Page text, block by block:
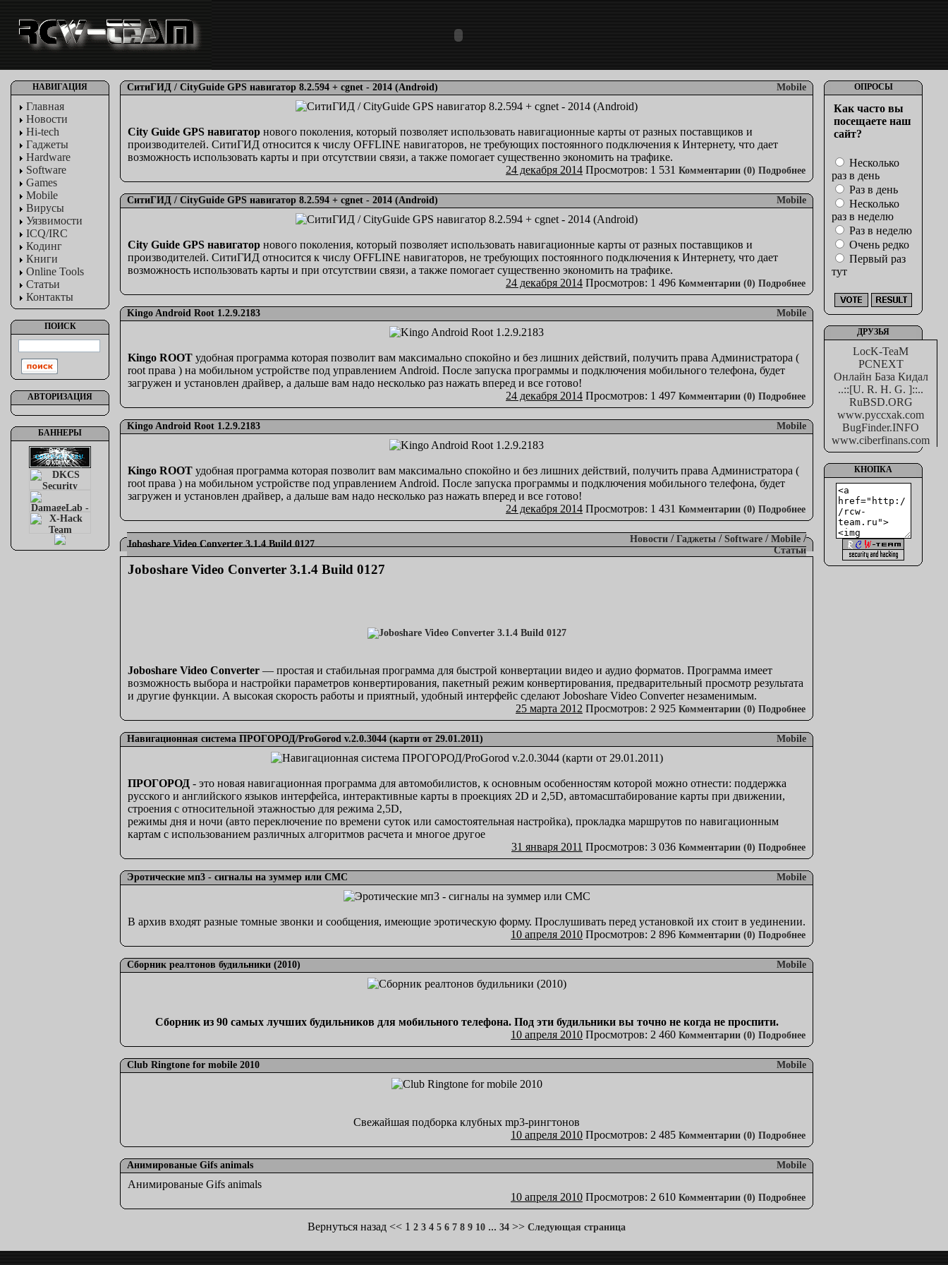
НАВИГАЦИЯ
Главная
Новости
Hi-tech
Гаджеты
Hardware
Software
Games
Mobile
Вирусы
Уязвимости
ICQ/IRC
Кодинг
Книги
Online Tools
Статьи
Контакты
ПОИСК
АВТОРИЗАЦИЯ
БАННЕРЫ
СитиГИД / CityGuide GPS навигатор 8.2.594 + cgnet - 2014 (Android) Mobile
City Guide GPS навигатор нового поколения, который позволяет использовать навигационные карты от разных поставщиков и
производителей. СитиГИД относится к числу OFFLINE навигаторов, не требующих постоянного подключения к Интернету, что дает
возможность использовать карты и при отсутствии связи, а также помогает существенно экономить на трафике.
24 декабря 2014 Просмотров: 1 531 Комментарии (0) Подробнее
СитиГИД / CityGuide GPS навигатор 8.2.594 + cgnet - 2014 (Android) Mobile
City Guide GPS навигатор нового поколения, который позволяет использовать навигационные карты от разных поставщиков и
производителей. СитиГИД относится к числу OFFLINE навигаторов, не требующих постоянного подключения к Интернету, что дает
возможность использовать карты и при отсутствии связи, а также помогает существенно экономить на трафике.
24 декабря 2014 Просмотров: 1 496 Комментарии (0) Подробнее
Kingo Android Root 1.2.9.2183 Mobile
Kingo ROOT удобная программа которая позволит вам максимально спокойно и без лишних действий, получить права Администратора (
root права ) на мобильном устройстве под управлением Android. После запуска программы и подключения мобильного телефона, будет
загружен и установлен драйвер, а дальше вам надо несколько раз нажать вперед и все готово!
24 декабря 2014 Просмотров: 1 497 Комментарии (0) Подробнее
Kingo Android Root 1.2.9.2183 Mobile
Kingo ROOT удобная программа которая позволит вам максимально спокойно и без лишних действий, получить права Администратора (
root права ) на мобильном устройстве под управлением Android. После запуска программы и подключения мобильного телефона, будет
загружен и установлен драйвер, а дальше вам надо несколько раз нажать вперед и все готово!
24 декабря 2014 Просмотров: 1 431 Комментарии (0) Подробнее
Joboshare Video Converter 3.1.4 Build 0127 Новости / Гаджеты / Software / Mobile /
Статьи
Joboshare Video Converter 3.1.4 Build 0127
Joboshare Video Converter — простая и стабильная программа для быстрой конвертации видео и аудио форматов. Программа имеет
возможность выбора и настройки параметров конвертирования, пакетный режим конвертирования, предварительный просмотр результата
и другие функции. А высокая скорость работы и приятный, удобный интерфейс сделают Joboshare Video Converter незаменимым.
25 марта 2012 Просмотров: 2 925 Комментарии (0) Подробнее
Навигационная система ПРОГОРОД/ProGorod v.2.0.3044 (карти от 29.01.2011) Mobile
ПРОГОРОД - это новая навигационная программа для автомобилистов, к основным особенностям которой можно отнести: поддержка
русского и английского языков интерфейса, интерактивные карты в проекциях 2D и 2,5D, автомасштабирование карты при движении,
строения с относительной этажностью для режима 2,5D,
режимы дня и ночи (авто переключение по времени суток или самостоятельная настройка), прокладка маршрутов по навигационным
картам с использованием различных алгоритмов расчета и многое другое
31 января 2011 Просмотров: 3 036 Комментарии (0) Подробнее
Эротические мп3 - сигналы на зуммер или СМС Mobile
В архив входят разные томные звонки и сообщения, имеющие эротическую форму. Прослушивать перед установкой их стоит в уединении.
10 апреля 2010 Просмотров: 2 896 Комментарии (0) Подробнее
Сборник реалтонов будильники (2010) Mobile
Сборник из 90 самых лучших будильников для мобильного телефона. Под эти будильники вы точно не когда не проспити.
10 апреля 2010 Просмотров: 2 460 Комментарии (0) Подробнее
Club Ringtone for mobile 2010 Mobile
Свежайшая подборка клубных mp3-рингтонов
10 апреля 2010 Просмотров: 2 485 Комментарии (0) Подробнее
Анимированые Gifs animals Mobile
Анимированые Gifs animals
10 апреля 2010 Просмотров: 2 610 Комментарии (0) Подробнее
Вернуться назад << 1 2 3 4 5 6 7 8 9 10 ... 34 >> Следующая страница
ОПРОСЫ
Как часто вы
посещаете наш
сайт?
Несколько
раз в день
Раз в день
Несколько
раз в неделю
Раз в неделю
Очень редко
Первый раз
тут
ДРУЗЬЯ
LocK-TeaM
PCNEXT
Онлайн База Кидал
..::[U. R. H. G. ]::..
RuBSD.ORG
www.pyccxak.com
BugFinder.INFO
www.ciberfinans.com
КНОПКА